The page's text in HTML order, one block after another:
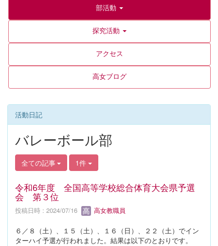
部活動
探究活動
アクセス
高女ブログ
活動日記
バレーボール部
全ての記事 1件
令和6年度 全国高等学校総合体育大会県予選
会 第３位
投稿日時 : 2024/07/16 高女教職員
６／８（土）、１５（土）、１６（日）、２２（土）でイン
ターハイ予選が行われました。結果は以下のとおりです。